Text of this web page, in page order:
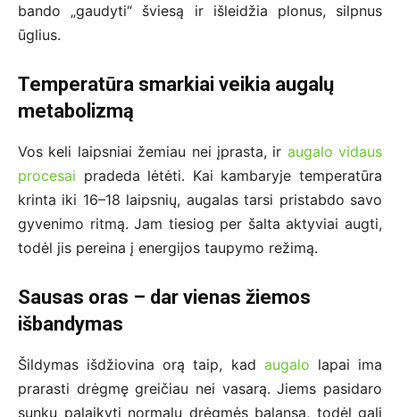
bando „gaudyti“ šviesą ir išleidžia plonus, silpnus
ūglius.
Temperatūra smarkiai veikia augalų
metabolizmą
Vos keli laipsniai žemiau nei įprasta, ir augalo vidaus
procesai pradeda lėtėti. Kai kambaryje temperatūra
krinta iki 16–18 laipsnių, augalas tarsi pristabdo savo
gyvenimo ritmą. Jam tiesiog per šalta aktyviai augti,
todėl jis pereina į energijos taupymo režimą.
Sausas oras – dar vienas žiemos
išbandymas
Šildymas išdžiovina orą taip, kad augalo lapai ima
prarasti drėgmę greičiau nei vasarą. Jiems pasidaro
sunku palaikyti normalų drėgmės balansą, todėl gali